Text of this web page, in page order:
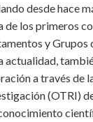
desde hace
de los primeros
y Grupos
actualidad,
a través de
(OTRI)